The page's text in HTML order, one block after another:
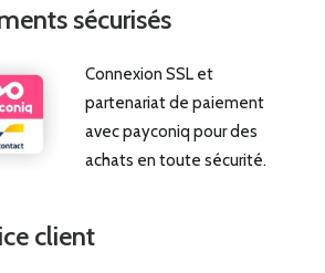
sécurisés
Connexion SSL et
partenariat de paiement
avec payconiq pour des
achats en toute sécurité.
client